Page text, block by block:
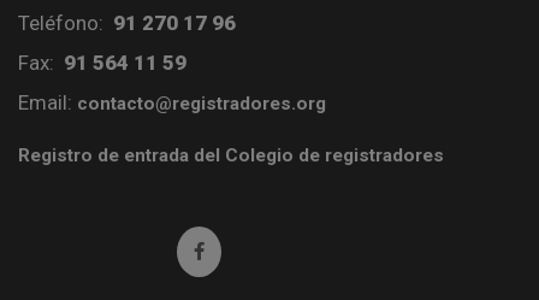
Teléfono: 91 270 17 96
Fax: 91 564 11 59
Email: contacto@registradores.org
Registro de entrada del Colegio de registradores
Ir a facebook (abre en ventana nueva)